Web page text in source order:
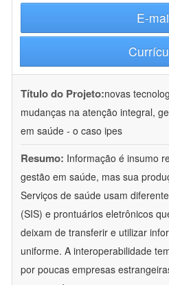
E-
Título do Projeto:novas
mudanças na atenção integral,
em saúde - o caso ipes
Resumo: Informação é insumo
gestão em saúde, mas sua
Serviços de saúde usam
(SIS) e prontuários eletrônicos
deixam de transferir e utilizar
uniforme. A interoperabilidade
por poucas empresas